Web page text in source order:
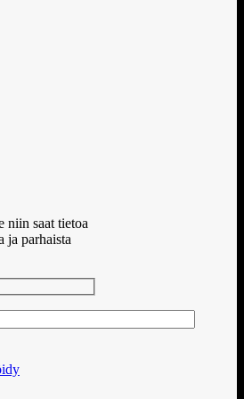
niin saat tietoa
ja parhaista